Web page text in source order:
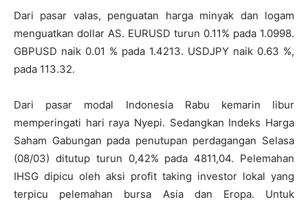
Dari pasar valas, penguatan harga minyak dan logam
menguatkan dollar AS. EURUSD turun 0.11% pada 1.0998.
GBPUSD naik 0.01 % pada 1.4213. USDJPY naik 0.63 %,
pada 113.32.
Dari pasar modal Indonesia Rabu kemarin libur
memperingati hari raya Nyepi. Sedangkan Indeks Harga
Saham Gabungan pada penutupan perdagangan Selasa
(08/03) ditutup turun 0,42% pada 4811,04. Pelemahan
IHSG dipicu oleh aksi profit taking investor lokal yang
terpicu pelemahan bursa Asia dan Eropa. Untuk